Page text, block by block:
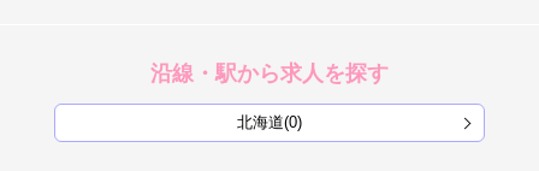
沿線・駅から求人を探す
北海道(0)